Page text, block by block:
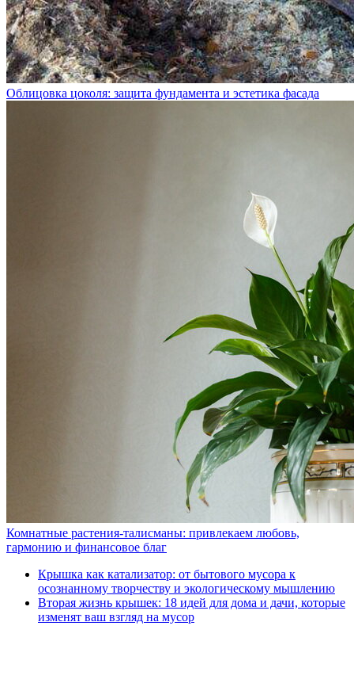
Облицовка цоколя: защита фундамента и эстетика фасада
Комнатные растения-талисманы: привлекаем любовь,
гармонию и финансовое благ
Крышка как катализатор: от бытового мусора к
осознанному творчеству и экологическому мышлению
Вторая жизнь крышек: 18 идей для дома и дачи, которые
изменят ваш взгляд на мусор